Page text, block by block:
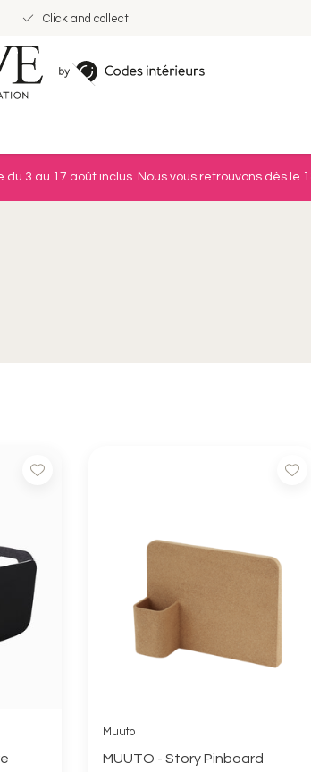
Click and collect
3 au 17 août inclus. Nous vous retrouvons dès le
Muuto
MUUTO - Story Pinboard